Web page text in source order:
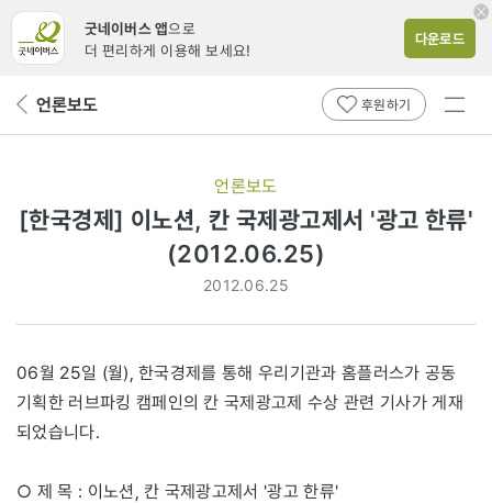
굿네이버스 앱으로
더 편리하게 이용해 보세요!
다운로드
뒤 언론보도 후원하기
전체
언론보도
[한국경제] 이노션, 칸 국제광고제서 '광고 한류'
(2012.06.25)
2012.06.25
06월 25일 (월), 한국경제를 통해 우리기관과 홈플러스가 공동
기획한 러브파킹 캠페인의 칸 국제광고제 수상 관련 기사가 게재
되었습니다.
○ 제 목 : 이노션, 칸 국제광고제서 '광고 한류'